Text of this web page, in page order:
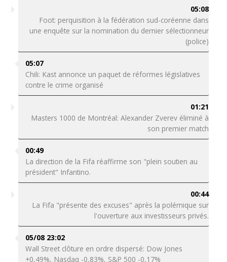
05:08
Foot: perquisition à la fédération sud-coréenne dans
une enquête sur la nomination du dernier sélectionneur
(police)
05:07
Chili: Kast annonce un paquet de réformes législatives
contre le crime organisé
01:21
Masters 1000 de Montréal: Alexander Zverev éliminé à
son premier match
00:49
La direction de la Fifa réaffirme son "plein soutien au
président" Infantino.
00:44
La Fifa "présente des excuses" après la polémique sur
l'ouverture aux investisseurs privés.
05/08 23:02
Wall Street clôture en ordre dispersé: Dow Jones
+0,49%, Nasdaq -0,83%, S&P 500 -0,17%